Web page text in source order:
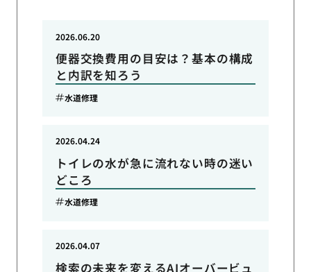
便器交換費用の目安は？基本の構成
と内訳を知ろう
2026.06.20
水道修理
トイレの水が急に流れない時の迷い
どころ
2026.04.24
水道修理
検索の未来を変えるAIオーバービュ
2026.04.07